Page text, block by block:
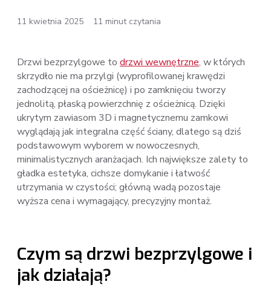
11 kwietnia 2025 11 minut czytania
Drzwi bezprzylgowe to drzwi wewnętrzne, w których
skrzydło nie ma przylgi (wyprofilowanej krawędzi
zachodzącej na ościeżnicę) i po zamknięciu tworzy
jednolitą, płaską powierzchnię z ościeżnicą. Dzięki
ukrytym zawiasom 3D i magnetycznemu zamkowi
wyglądają jak integralna część ściany, dlatego są dziś
podstawowym wyborem w nowoczesnych,
minimalistycznych aranżacjach. Ich największe zalety to
gładka estetyka, cichsze domykanie i łatwość
utrzymania w czystości; główną wadą pozostaje
wyższa cena i wymagający, precyzyjny montaż.
Czym są drzwi bezprzylgowe i
jak działają?